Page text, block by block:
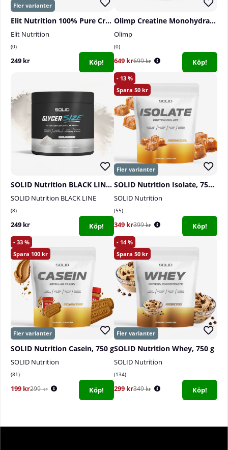
Elit Nutrition 100% Pure Creatine Monohydrate, 300 g
Elit Nutrition
0
249 kr Köp!
Olimp Creatine Monohydrate Powder Creapure, 500 g
Olimp
0
649 kr699 kr Köp!
SOLID Nutrition BLACK LINE GlycerSize, 165 g
SOLID Nutrition BLACK LINE
8
249 kr Köp!
13
50
SOLID Nutrition Isolate, 750 g
SOLID Nutrition
55
349 kr399 kr Köp!
33
100
SOLID Nutrition Casein, 750 g
SOLID Nutrition
81
199 kr299 kr Köp!
14
50
SOLID Nutrition Whey, 750 g
SOLID Nutrition
134
299 kr349 kr Köp!